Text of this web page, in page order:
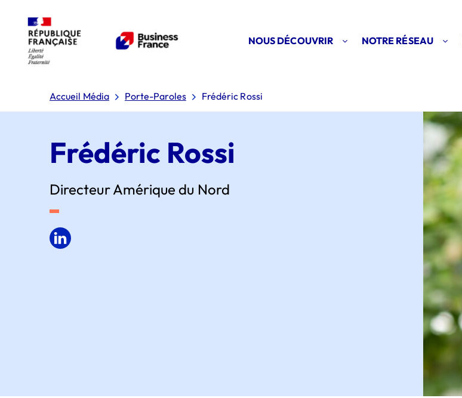
NOUS DÉCOUVRIR NOTRE RÉSEAU
Accueil Média Porte-Paroles Frédéric Rossi
Frédéric Rossi
Directeur Amérique du Nord